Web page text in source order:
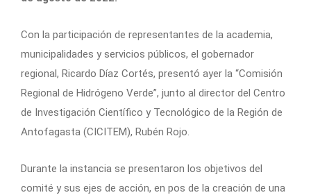
Con la participación de representantes de la academia,
municipalidades y servicios públicos, el gobernador
regional, Ricardo Díaz Cortés, presentó ayer la “Comisión
Regional de Hidrógeno Verde”, junto al director del Centro
de Investigación Científico y Tecnológico de la Región de
Antofagasta (CICITEM), Rubén Rojo.
Durante la instancia se presentaron los objetivos del
comité y sus ejes de acción, en pos de la creación de una